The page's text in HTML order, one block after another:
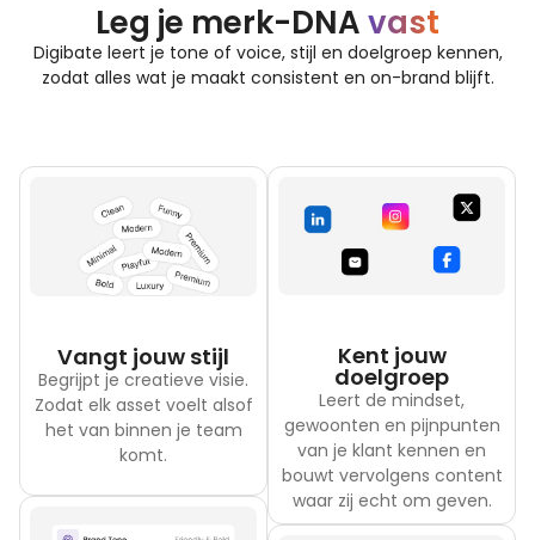
Leg je merk-DNAvast
Digibate leert je tone of voice, stijl en doelgroep kennen,
zodat alles wat je maakt consistent en on-brand blijft.
Vangt jouw stijl
Begrijpt je creatieve visie.
Zodat elk asset voelt alsof
het van binnen je team
komt.
Kent jouw
doelgroep
Leert de mindset,
gewoonten en pijnpunten
van je klant kennen en
bouwt vervolgens content
waar zij echt om geven.